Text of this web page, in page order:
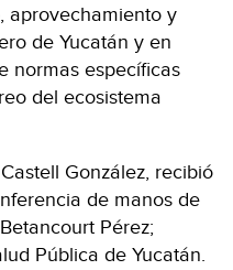
aprovechamiento y
de Yucatán y en
normas específicas
del ecosistema
González, recibió
de manos de
Pérez;
Pública de Yucatán.